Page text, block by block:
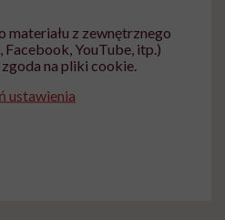
materiału z zewnętrznego
Facebook, YouTube, itp.)
na pliki cookie.
ustawienia